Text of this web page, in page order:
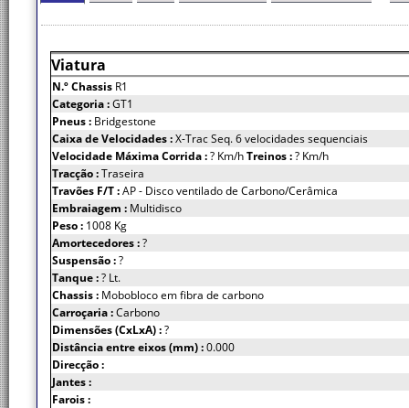
Viatura
N.º Chassis R1
Categoria :GT1
Pneus : Bridgestone
Caixa de Velocidades :X-Trac Seq. 6 velocidades sequenciais
Velocidade Máxima Corrida :? Km/hTreinos :? Km/h
Tracção :Traseira
Travões F/T :AP - Disco ventilado de Carbono/Cerâmica
Embraiagem : Multidisco
Peso : 1008 Kg
Amortecedores :?
Suspensão :?
Tanque :? Lt.
Chassis : Mobobloco em fibra de carbono
Carroçaria :Carbono
Dimensões (CxLxA) :?
Distância entre eixos (mm) :0.000
Direcção :
Jantes :
Farois :